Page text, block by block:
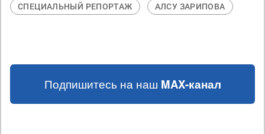
СПЕЦИАЛЬНЫЙ РЕПОРТАЖ АЛСУ ЗАРИПОВА
Подпишитесь на наш MAX-канал